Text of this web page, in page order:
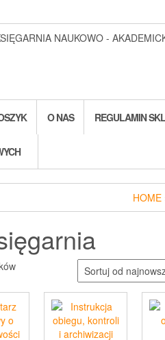
NAUKOWO -
O NAS REGULAMIN
HOME
Posortowane
najnowszych